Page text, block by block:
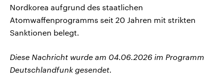
Nordkorea aufgrund des staatlichen
Atomwaffenprogramms seit 20 Jahren mit strikten
Sanktionen belegt.
Diese Nachricht wurde am 04.06.2026 im Programm
Deutschlandfunk gesendet.